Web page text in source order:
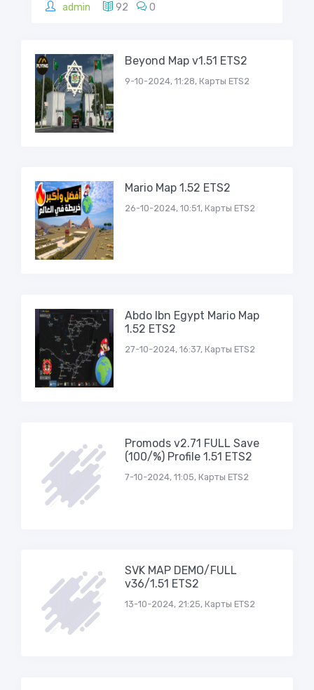
admin 92 0
Beyond Map v1.51 ETS2
9-10-2024, 11:28, Карты ETS2
Mario Map 1.52 ETS2
26-10-2024, 10:51, Карты ETS2
Abdo Ibn Egypt Mario Map
1.52 ETS2
27-10-2024, 16:37, Карты ETS2
Promods v2.71 FULL Save
(100/%) Profile 1.51 ETS2
7-10-2024, 11:05, Карты ETS2
SVK MAP DEMO/FULL
v36/1.51 ETS2
13-10-2024, 21:25, Карты ETS2